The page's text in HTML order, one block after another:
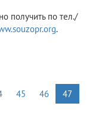
получить по тел./
.
45 46
47